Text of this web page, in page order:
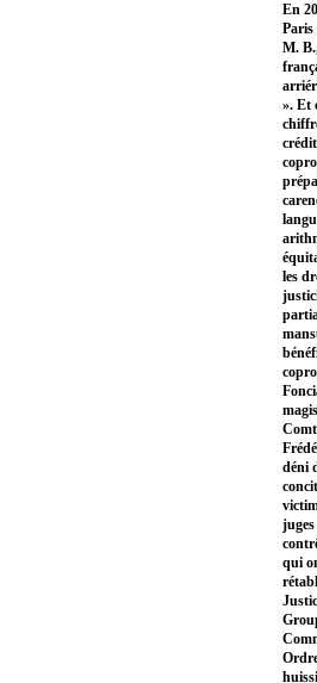
En
Paris
M.
». Et
les
déni
juges
qui